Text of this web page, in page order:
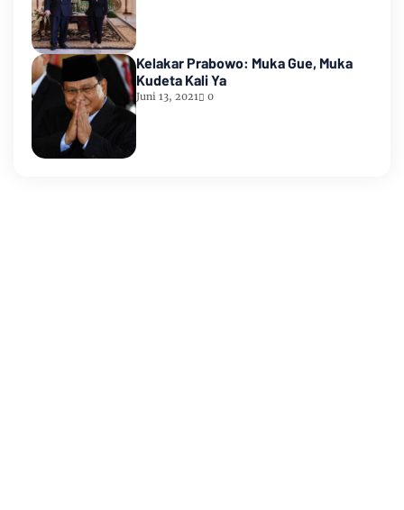
Kelakar Prabowo: Muka Gue, Muka
Kudeta Kali Ya
Juni 13, 2021 0